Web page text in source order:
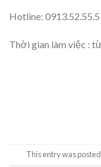
Hotline:
Thời gian làm việc :
This entry was